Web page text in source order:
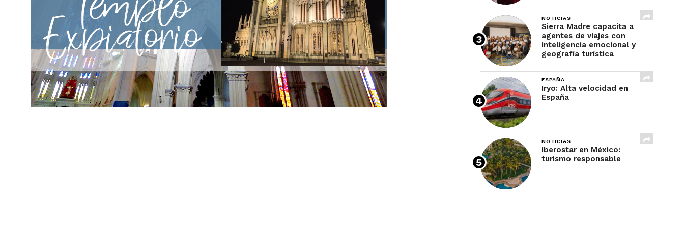
NOTICIAS
Sierra Madre capacita a
agentes de viajes con
inteligencia emocional y
geografía turística
ESPAÑA
Iryo: Alta velocidad en
España
NOTICIAS
Iberostar en México:
turismo responsable